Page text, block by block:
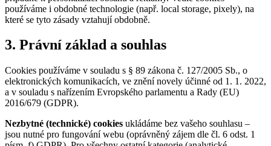
používáme i obdobné technologie (např. local storage, pixely), na
které se tyto zásady vztahují obdobně.
3. Právní základ a souhlas
Cookies používáme v souladu s § 89 zákona č. 127/2005 Sb., o
elektronických komunikacích, ve znění novely účinné od 1. 1. 2022,
a v souladu s nařízením Evropského parlamentu a Rady (EU)
2016/679 (GDPR).
Nezbytné (technické) cookies ukládáme bez vašeho souhlasu –
jsou nutné pro fungování webu (oprávněný zájem dle čl. 6 odst. 1